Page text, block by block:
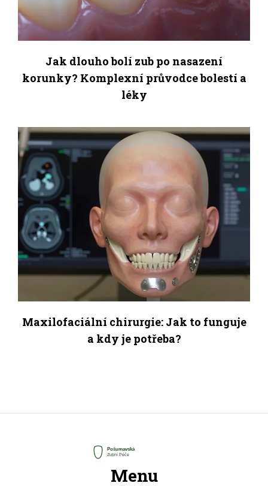
Jak dlouho bolí zub po nasazení
korunky? Komplexní průvodce bolestí a
léky
Maxilofaciální chirurgie: Jak to funguje
a kdy je potřeba?
Menu